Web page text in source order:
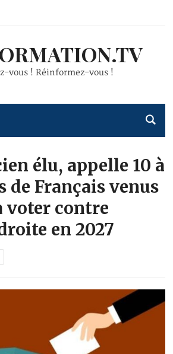
vous ! Réinformez-vous !
élu, appelle 10 à
de Français venus
voter contre
en 2027